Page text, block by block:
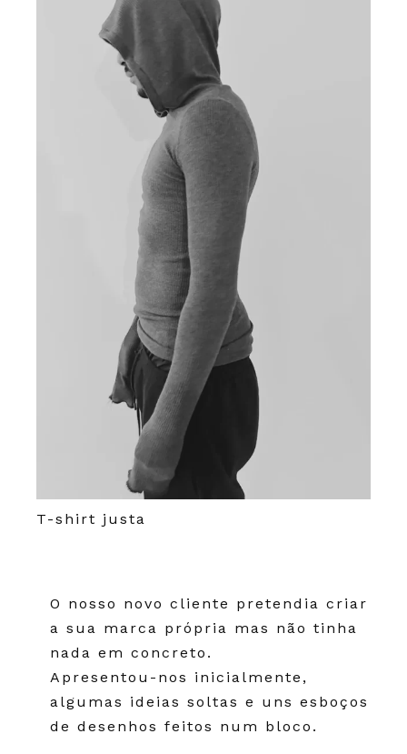
T-shirt justa
O nosso novo cliente pretendia criar
a sua marca própria mas não tinha
nada em concreto.
Apresentou-nos inicialmente,
algumas ideias soltas e uns esboços
de desenhos feitos num bloco.